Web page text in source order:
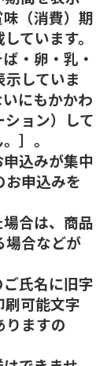
（消費）期
ています。
・卵・乳・
していま
にもかかわ
ョン）して
］。
込みが集中
お申込みを
合は、商品
場合などが
氏名に旧字
可能文字
りますの